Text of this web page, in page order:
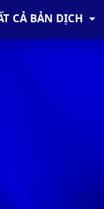
CẢ BẢN DỊCH